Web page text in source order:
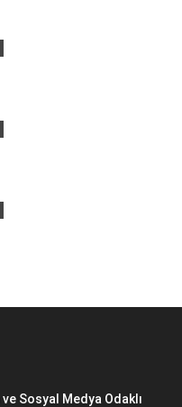
Sosyal Medya Odaklı